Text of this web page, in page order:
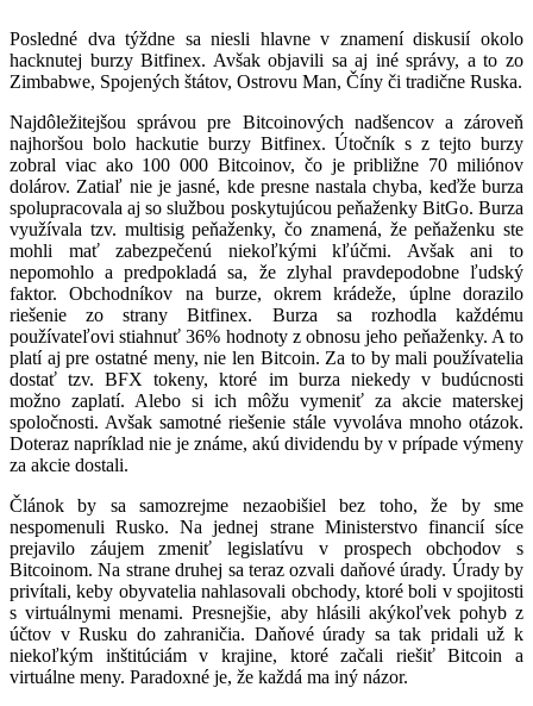
Posledné dva týždne sa niesli hlavne v znamení diskusií okolo
hacknutej burzy Bitfinex. Avšak objavili sa aj iné správy, a to zo
Zimbabwe, Spojených štátov, Ostrovu Man, Číny či tradične Ruska.
Najdôležitejšou správou pre Bitcoinových nadšencov a zároveň
najhoršou bolo hackutie burzy Bitfinex. Útočník s z tejto burzy
zobral viac ako 100 000 Bitcoinov, čo je približne 70 miliónov
dolárov. Zatiaľ nie je jasné, kde presne nastala chyba, keďže burza
spolupracovala aj so službou poskytujúcou peňaženky BitGo. Burza
využívala tzv. multisig peňaženky, čo znamená, že peňaženku ste
mohli mať zabezpečenú niekoľkými kľúčmi. Avšak ani to
nepomohlo a predpokladá sa, že zlyhal pravdepodobne ľudský
faktor. Obchodníkov na burze, okrem krádeže, úplne dorazilo
riešenie zo strany Bitfinex. Burza sa rozhodla každému
používateľovi stiahnuť 36% hodnoty z obnosu jeho peňaženky. A to
platí aj pre ostatné meny, nie len Bitcoin. Za to by mali používatelia
dostať tzv. BFX tokeny, ktoré im burza niekedy v budúcnosti
možno zaplatí. Alebo si ich môžu vymeniť za akcie materskej
spoločnosti. Avšak samotné riešenie stále vyvoláva mnoho otázok.
Doteraz napríklad nie je známe, akú dividendu by v prípade výmeny
za akcie dostali.
Článok by sa samozrejme nezaobišiel bez toho, že by sme
nespomenuli Rusko. Na jednej strane Ministerstvo financií síce
prejavilo záujem zmeniť legislatívu v prospech obchodov s
Bitcoinom. Na strane druhej sa teraz ozvali daňové úrady. Úrady by
privítali, keby obyvatelia nahlasovali obchody, ktoré boli v spojitosti
s virtuálnymi menami. Presnejšie, aby hlásili akýkoľvek pohyb z
účtov v Rusku do zahraničia. Daňové úrady sa tak pridali už k
niekoľkým inštitúciám v krajine, ktoré začali riešiť Bitcoin a
virtuálne meny. Paradoxné je, že každá ma iný názor.